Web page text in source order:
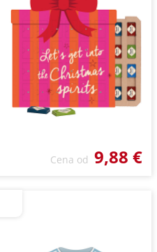
Cena od 9,88 €